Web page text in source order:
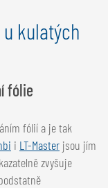
kulatých
fólie
fólií a je tak
i LT-Master jsou jím
zvyšuje